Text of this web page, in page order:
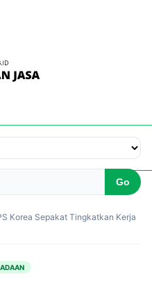
Korea Sepakat Tingkatkan Kerja